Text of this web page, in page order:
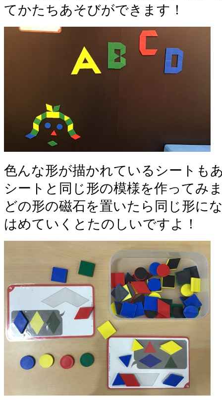
てかたちあそびができます！
色んな形が描かれているシートも
シートと同じ形の模様を作ってみ
どの形の磁石を置いたら同じ形に
はめていくとたのしいですよ！